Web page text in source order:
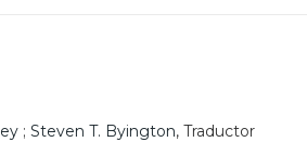
; Steven T. Byington, Traductor